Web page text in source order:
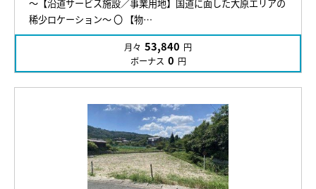
～【沿道サービス施設／事業用地】国道に面した大原エリアの
稀少ロケーション～ 〇 【物…
月々 53,840 円
ボーナス 0 円